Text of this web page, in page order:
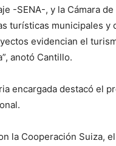
-SENA-, y la Cámara
turísticas municipales y
evidencian el
anotó Cantillo.
encargada destacó el
la Cooperación Suiza,